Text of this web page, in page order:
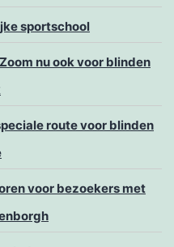
sportschool
nu ook voor blinden
route voor blinden
voor bezoekers met